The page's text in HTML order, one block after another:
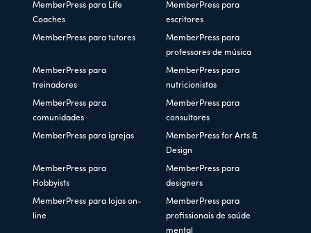
MemberPress para Life
Coaches
MemberPress para
escritores
MemberPress para tutores
MemberPress para
professores de música
MemberPress para
treinadores
MemberPress para
nutricionistas
MemberPress para
comunidades
MemberPress para
consultores
MemberPress para igrejas
MemberPress for Arts &
Design
MemberPress para
Hobbyists
MemberPress para
designers
MemberPress para lojas on-
line
MemberPress para
profissionais de saúde
mental